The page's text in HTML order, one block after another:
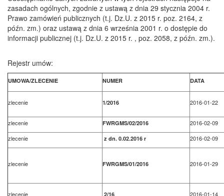
zasadach ogólnych, zgodnie z ustawą z dnia 29 stycznia 2004 r.
Prawo zamówień publicznych (t.j. Dz.U. z 2015 r. poz. 2164, z
późn. zm.) oraz ustawą z dnia 6 września 2001 r. o dostępie do
informacji publicznej (t.j. Dz.U. z 2015 r. , poz. 2058, z późn. zm.).
Rejestr umów:
UMOWA/ZLECENIE NUMER DATA
zlecenie 1/2016 2016-01-22
zlecenie FWRGMS/02/2016
2016-02-09
zlecenie
z dn. 0.02.2016 r 2016-02-09
zlecenie FWRGMS/01/2016 2016-01-29
zlecenie 2/16 2016-01-14